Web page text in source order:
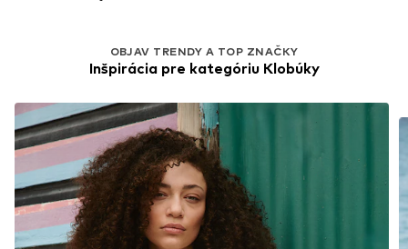
OBJAV TRENDY A TOP ZNAČKY
Inšpirácia pre kategóriu Klobúky